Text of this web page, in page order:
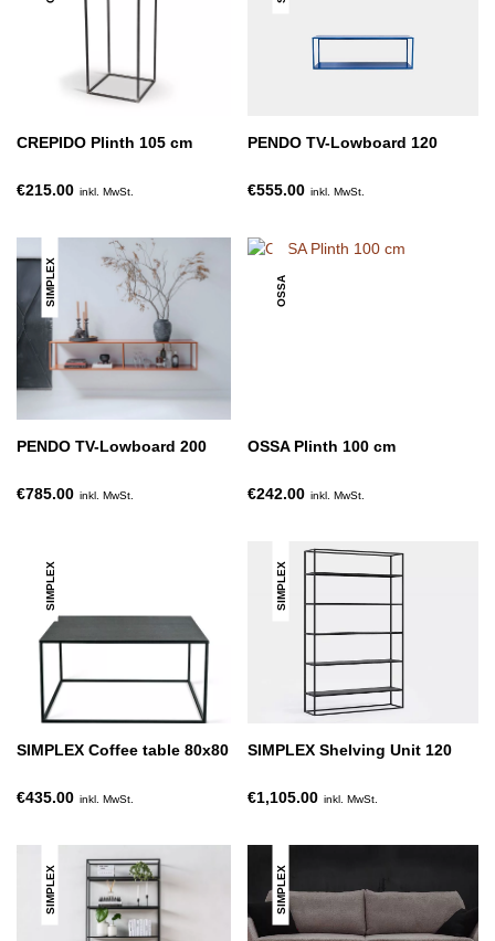
CREPIDO Plinth 105 cm
€215.00 inkl. MwSt.
PENDO TV-Lowboard 120
€555.00 inkl. MwSt.
SIMPLEX
PENDO TV-Lowboard 200
€785.00 inkl. MwSt.
OSSA
OSSA Plinth 100 cm
€242.00 inkl. MwSt.
SIMPLEX
SIMPLEX Coffee table 80x80
€435.00 inkl. MwSt.
SIMPLEX
SIMPLEX Shelving Unit 120
€1,105.00 inkl. MwSt.
SIMPLEX SIMPLEX